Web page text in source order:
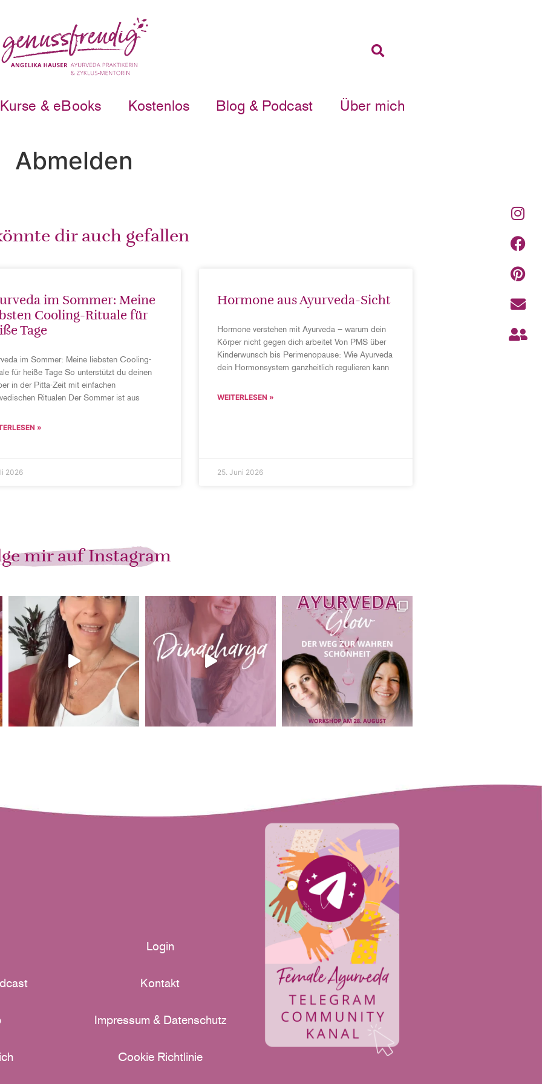
Kurse & eBooks Kostenlos Blog & Podcast Über mich
Abmelden
dir auch gefallen
im Sommer: Meine
Cooling-Rituale für
Tage
im Sommer: Meine liebsten Cooling-
für heiße Tage So unterstützt du deinen
in der Pitta-Zeit mit einfachen
Ritualen Der Sommer ist aus
»
2026
Hormone aus Ayurveda-Sicht
Hormone verstehen mit Ayurveda – warum dein
Körper nicht gegen dich arbeitet Von PMS über
Kinderwunsch bis Perimenopause: Wie Ayurveda
dein Hormonsystem ganzheitlich regulieren kann
WEITERLESEN »
25. Juni 2026
mir auf Instagram
Login
Kontakt
Impressum & Datenschutz
Cookie Richtlinie